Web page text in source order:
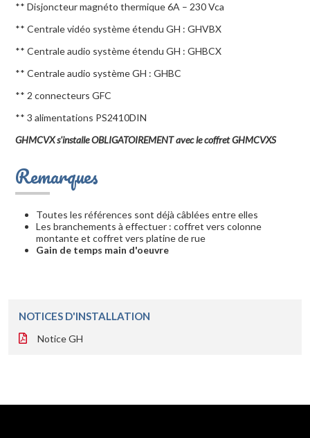
** Disjoncteur magnéto thermique 6A – 230 Vca
** Centrale vidéo système étendu GH : GHVBX
** Centrale audio système étendu GH : GHBCX
** Centrale audio système GH : GHBC
** 2 connecteurs GFC
** 3 alimentations PS2410DIN
GHMCVX s'installe OBLIGATOIREMENT avec le coffret GHMCVXS
Remarques
Toutes les références sont déjà câblées entre elles
Les branchements à effectuer : coffret vers colonne
montante et coffret vers platine de rue
Gain de temps main d'oeuvre
NOTICES D'INSTALLATION
Notice GH